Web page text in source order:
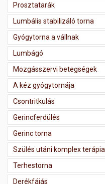
Prosztatarák
Lumbális stabilizáló torna
Gyógytorna a vállnak
Lumbágó
Mozgásszervi betegségek
A kéz gyógytornája
Csontritkulás
Gerincferdülés
Gerinc torna
Szülés utáni komplex terápia
Terhestorna
Derékfájás